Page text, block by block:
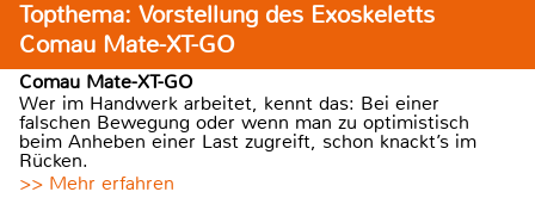
Topthema: Vorstellung des Exoskeletts
Comau Mate-XT-GO
Comau Mate-XT-GO
Wer im Handwerk arbeitet, kennt das: Bei einer
falschen Bewegung oder wenn man zu optimistisch
beim Anheben einer Last zugreift, schon knackt’s im
Rücken.
>> Mehr erfahren